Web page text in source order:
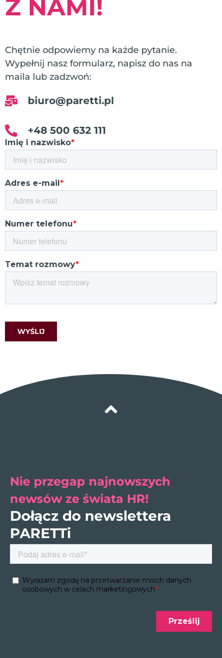
Z NAMI!
Chętnie odpowiemy na każde pytanie.
Wypełnij nasz formularz, napisz do nas na
maila lub zadzwoń:
biuro@paretti.pl
+48 500 632 111
Nie przegap najnowszych
newsów ze świata HR!
Dołącz do newslettera
PARETTi